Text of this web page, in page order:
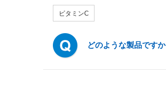
ビタミンC
どのような製品ですか